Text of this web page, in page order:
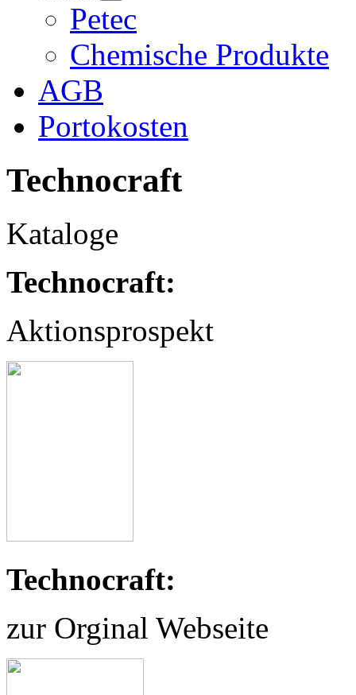
Petec
Chemische Produkte
AGB
Portokosten
Technocraft
Kataloge
Technocraft:
Aktionsprospekt
Technocraft:
zur Orginal Webseite